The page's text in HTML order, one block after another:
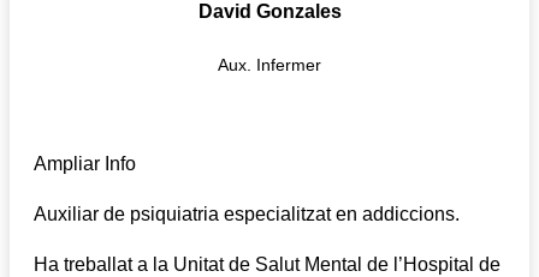
David Gonzales
Aux. Infermer
Ampliar Info
Auxiliar de psiquiatria especialitzat en addiccions.
Ha treballat a la Unitat de Salut Mental de l’Hospital de